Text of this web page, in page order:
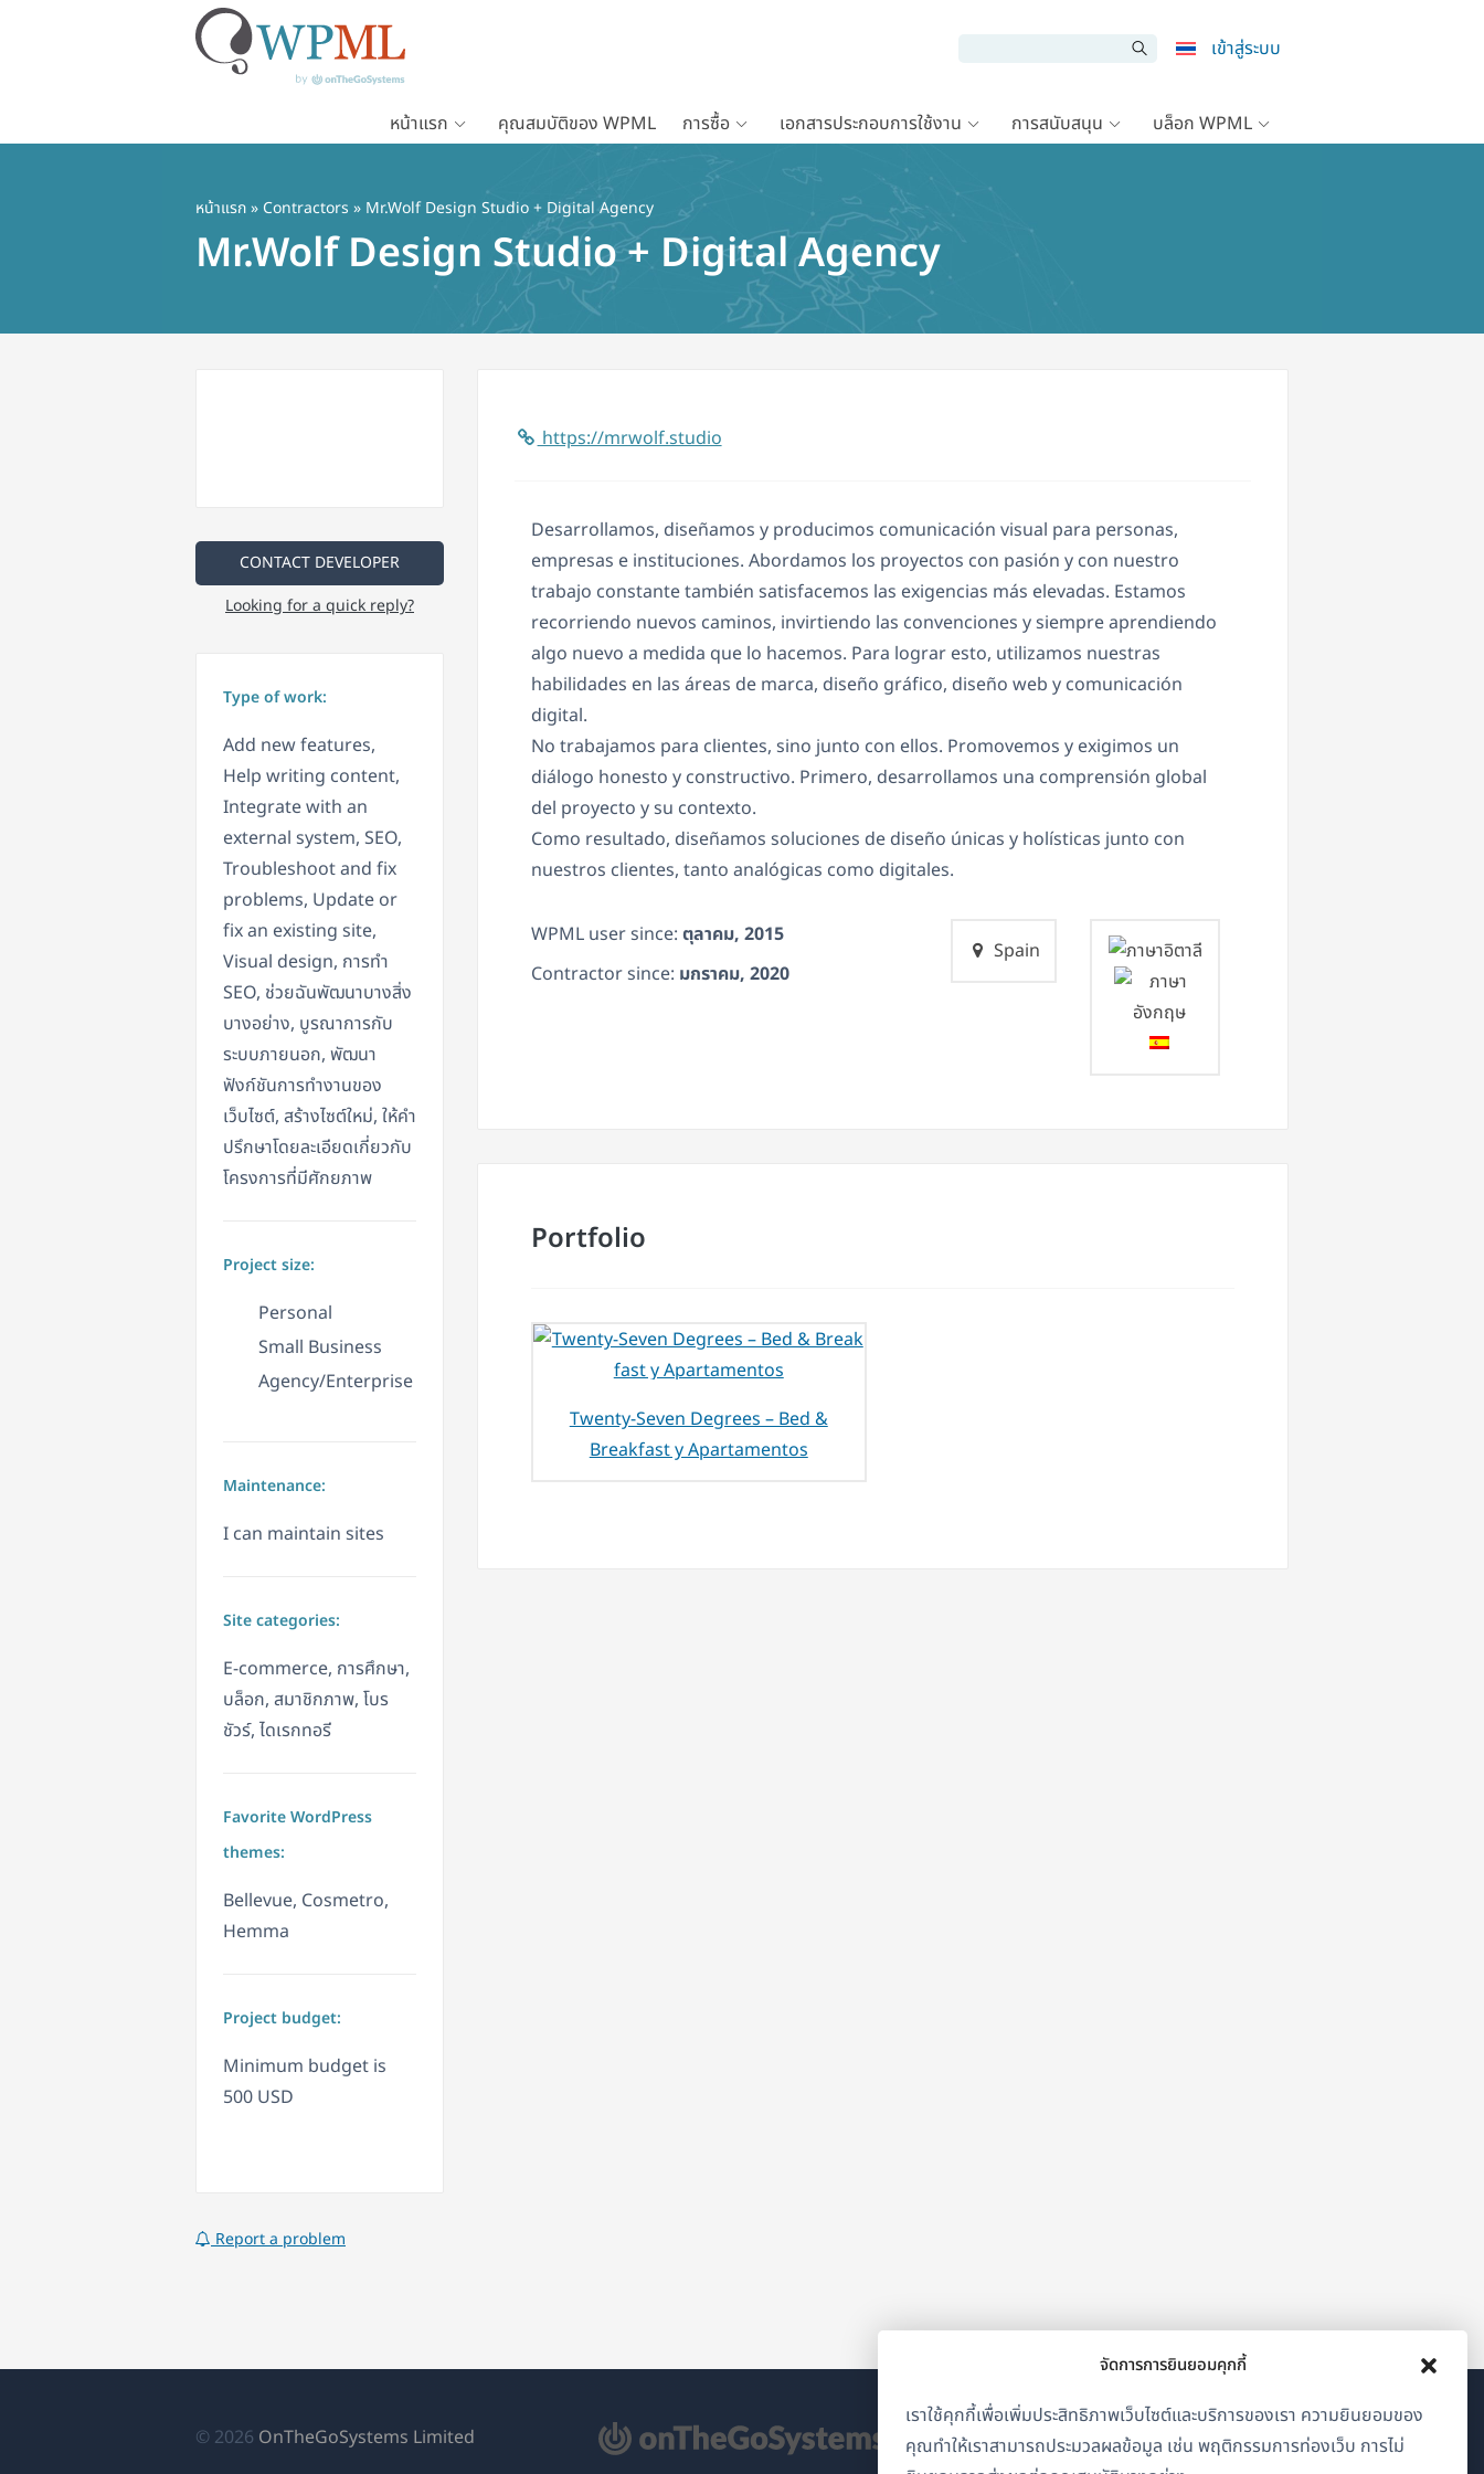
จัดการการยินยอมคุกกี้
เราใช้คุกกี้เพื่อเพิ่มประสิทธิภาพเว็บไซต์และบริการของเรา ความยินยอมของ
คุณทำให้เราสามารถประมวลผลข้อมูล เช่น พฤติกรรมการท่องเว็บ การไม่
เข้าสู่ระบบ
หน้าแรก คุณสมบัติของ WPML การซื้อ เอกสารประกอบการใช้งาน การสนับสนุน บล็อก WPML
หน้าแรก» Contractors » Mr.Wolf Design Studio + Digital Agency
Mr.Wolf Design Studio + Digital Agency
CONTACT DEVELOPER
Looking for a quick reply?
Type of work:
Add new features,
Help writing content,
Integrate with an
external system, SEO,
Troubleshoot and fix
problems, Update or
fix an existing site,
Visual design, การทำ
SEO, ช่วยฉันพัฒนาบางสิ่ง
บางอย่าง, บูรณาการกับ
ระบบภายนอก, พัฒนา
ฟังก์ชันการทำงานของ
เว็บไซต์, สร้างไซต์ใหม่, ให้คำ
ปรึกษาโดยละเอียดเกี่ยวกับ
โครงการที่มีศักยภาพ
Project size:
Personal
Small Business
Agency/Enterprise
Maintenance:
I can maintain sites
Site categories:
E-commerce, การศึกษา,
บล็อก, สมาชิกภาพ, โบร
ชัวร์, ไดเรกทอรี
Favorite WordPress
themes:
Bellevue, Cosmetro,
Hemma
Project budget:
Minimum budget is
500 USD
Report a problem
https://mrwolf.studio
Desarrollamos, diseñamos y producimos comunicación visual para personas,
empresas e instituciones. Abordamos los proyectos con pasión y con nuestro
trabajo constante también satisfacemos las exigencias más elevadas. Estamos
recorriendo nuevos caminos, invirtiendo las convenciones y siempre aprendiendo
algo nuevo a medida que lo hacemos. Para lograr esto, utilizamos nuestras
habilidades en las áreas de marca, diseño gráfico, diseño web y comunicación
digital.
No trabajamos para clientes, sino junto con ellos. Promovemos y exigimos un
diálogo honesto y constructivo. Primero, desarrollamos una comprensión global
del proyecto y su contexto.
Como resultado, diseñamos soluciones de diseño únicas y holísticas junto con
nuestros clientes, tanto analógicas como digitales.
WPML user since: ตุลาคม, 2015
Contractor since: มกราคม, 2020
Spain
Portfolio
Twenty-Seven Degrees – Bed &
Breakfast y Apartamentos
© 2026 OnTheGoSystems Limited
เกี่ยวกับ WPML